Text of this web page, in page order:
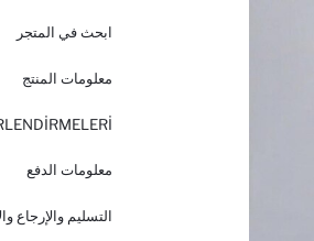
ابحث في المتجر
معلومات المنتج
معلومات الدفع
التسليم والإرجاع